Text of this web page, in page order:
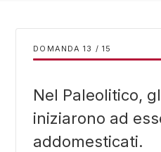
DOMANDA / 15
Nel Paleolitico,
iniziarono ad
addomesticati.